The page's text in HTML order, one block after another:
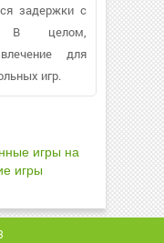
задержки с
В целом,
для
игр.
игры на
игры